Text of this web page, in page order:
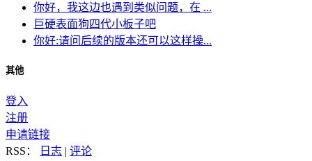
你好，我这边也遇到类似问题，在 ...
巨硬表面狗四代小板子吧
你好:请问后续的版本还可以这样操...
其他
登入
注册
申请链接
RSS：
日志 | 评论